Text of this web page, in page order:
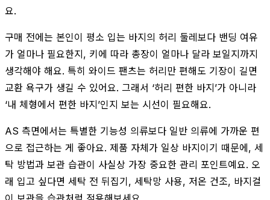
요.
구매 전에는 본인이 평소 입는 바지의 허리 둘레보다 밴딩 여유
가 얼마나 필요한지, 키에 따라 총장이 얼마나 달라 보일지까지
생각해야 해요. 특히 와이드 팬츠는 허리만 편해도 기장이 길면
교환 욕구가 생길 수 있어요. 그래서 ‘허리 편한 바지’가 아니라
‘내 체형에서 편한 바지’인지 보는 시선이 필요해요.
AS 측면에서는 특별한 기능성 의류보다 일반 의류에 가까운 편
으로 접근하는 게 좋아요. 제품 자체가 일상 바지이기 때문에, 세
탁 방법과 보관 습관이 사실상 가장 중요한 관리 포인트예요. 오
래 입고 싶다면 세탁 전 뒤집기, 세탁망 사용, 저온 건조, 바지걸